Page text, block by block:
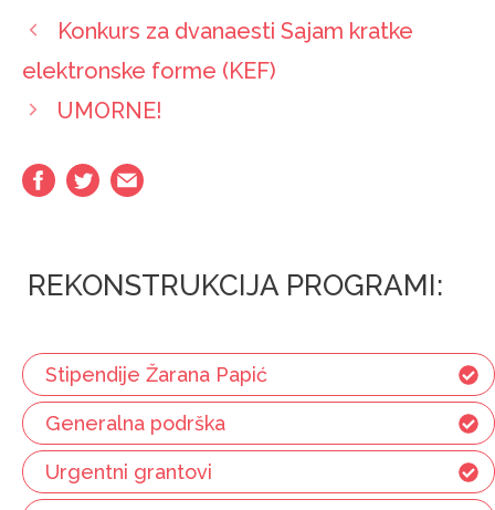
Konkurs za dvanaesti Sajam kratke
elektronske forme (KEF)
UMORNE!
REKONSTRUKCIJA PROGRAMI:
Stipendije Žarana Papić
Generalna podrška
Urgentni grantovi